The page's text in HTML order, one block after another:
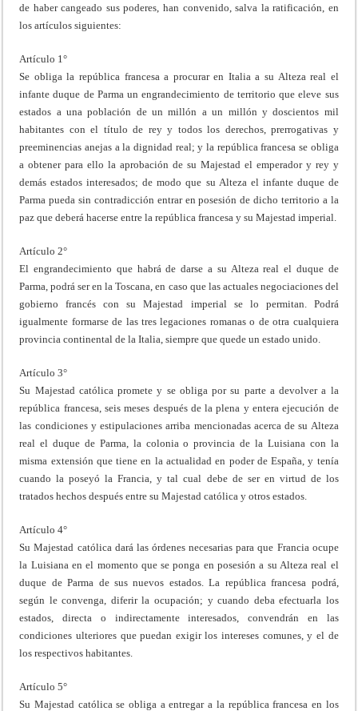
de haber cangeado sus poderes, han convenido, salva la ratificación, en
los artículos siguientes:
Artículo 1°
Se obliga la república francesa a procurar en Italia a su Alteza real el
infante duque de Parma un engrandecimiento de territorio que eleve sus
estados a una población de un millón a un millón y doscientos mil
habitantes con el título de rey y todos los derechos, prerrogativas y
preeminencias anejas a la dignidad real; y la república francesa se obliga
a obtener para ello la aprobación de su Majestad el emperador y rey y
demás estados interesados; de modo que su Alteza el infante duque de
Parma pueda sin contradicción entrar en posesión de dicho territorio a la
paz que deberá hacerse entre la república francesa y su Majestad imperial.
Artículo 2°
El engrandecimiento que habrá de darse a su Alteza real el duque de
Parma, podrá ser en la Toscana, en caso que las actuales negociaciones del
gobierno francés con su Majestad imperial se lo permitan. Podrá
igualmente formarse de las tres legaciones romanas o de otra cualquiera
provincia continental de la Italia, siempre que quede un estado unido.
Artículo 3°
Su Majestad católica promete y se obliga por su parte a devolver a la
república francesa, seis meses después de la plena y entera ejecución de
las condiciones y estipulaciones arriba mencionadas acerca de su Alteza
real el duque de Parma, la colonia o provincia de la Luisiana con la
misma extensión que tiene en la actualidad en poder de España, y tenía
cuando la poseyó la Francia, y tal cual debe de ser en virtud de los
tratados hechos después entre su Majestad católica y otros estados.
Artículo 4°
Su Majestad católica dará las órdenes necesarias para que Francia ocupe
la Luisiana en el momento que se ponga en posesión a su Alteza real el
duque de Parma de sus nuevos estados. La república francesa podrá,
según le convenga, diferir la ocupación; y cuando deba efectuarla los
estados, directa o indirectamente interesados, convendrán en las
condiciones ulteriores que puedan exigir los intereses comunes, y el de
los respectivos habitantes.
Artículo 5°
Su Majestad católica se obliga a entregar a la república francesa en los